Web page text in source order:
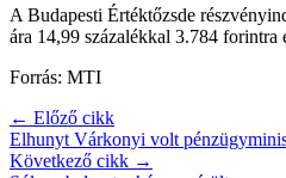
A Budapesti Értéktőzsde
ára 14,99 százalékkal 3.784 forintra
Forrás: MTI
← Előző cikk
Elhunyt Várkonyi volt
Következő cikk →